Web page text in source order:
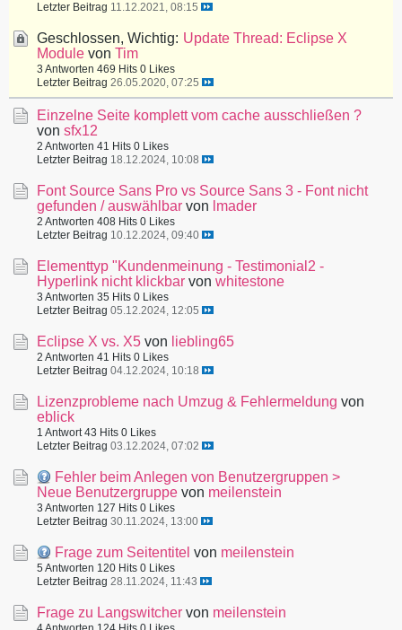
Letzter Beitrag 11.12.2021, 08:15
Geschlossen, Wichtig: Update Thread: Eclipse X
Module von Tim
3 Antworten 469 Hits 0 Likes
Letzter Beitrag 26.05.2020, 07:25
Einzelne Seite komplett vom cache ausschließen ?
von sfx12
2 Antworten 41 Hits 0 Likes
Letzter Beitrag 18.12.2024, 10:08
Font Source Sans Pro vs Source Sans 3 - Font nicht
gefunden / auswählbar von lmader
2 Antworten 408 Hits 0 Likes
Letzter Beitrag 10.12.2024, 09:40
Elementtyp "Kundenmeinung - Testimonial2 -
Hyperlink nicht klickbar von whitestone
3 Antworten 35 Hits 0 Likes
Letzter Beitrag 05.12.2024, 12:05
Eclipse X vs. X5 von liebling65
2 Antworten 41 Hits 0 Likes
Letzter Beitrag 04.12.2024, 10:18
Lizenzprobleme nach Umzug & Fehlermeldung von
eblick
1 Antwort 43 Hits 0 Likes
Letzter Beitrag 03.12.2024, 07:02
Fehler beim Anlegen von Benutzergruppen >
Neue Benutzergruppe von meilenstein
3 Antworten 127 Hits 0 Likes
Letzter Beitrag 30.11.2024, 13:00
Frage zum Seitentitel von meilenstein
5 Antworten 120 Hits 0 Likes
Letzter Beitrag 28.11.2024, 11:43
Frage zu Langswitcher von meilenstein